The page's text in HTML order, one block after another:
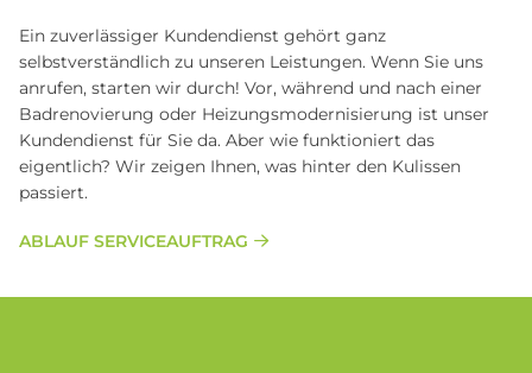
Ein zuverlässiger Kundendienst gehört ganz
selbstverständlich zu unseren Leistungen. Wenn Sie uns
anrufen, starten wir durch! Vor, während und nach einer
Badrenovierung oder Heizungsmodernisierung ist unser
Kundendienst für Sie da. Aber wie funktioniert das
eigentlich? Wir zeigen Ihnen, was hinter den Kulissen
passiert.
ABLAUF SERVICEAUFTRAG